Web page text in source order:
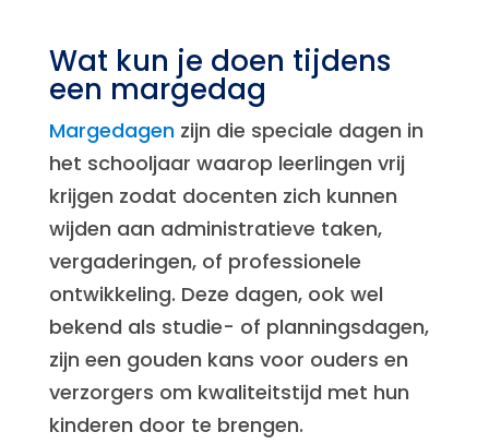
Wat kun je doen tijdens
een margedag
Margedagenzijn die speciale dagen in
het schooljaar waarop leerlingen vrij
krijgen zodat docenten zich kunnen
wijden aan administratieve taken,
vergaderingen, of professionele
ontwikkeling. Deze dagen, ook wel
bekend als studie- of planningsdagen,
zijn een gouden kans voor ouders en
verzorgers om kwaliteitstijd met hun
kinderen door te brengen.